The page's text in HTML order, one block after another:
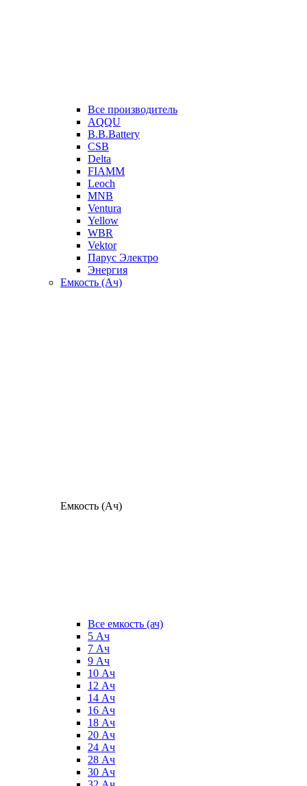
Все производитель
AQQU
B.B.Battery
CSB
Delta
FIAMM
Leoch
MNB
Ventura
Yellow
WBR
Vektor
Парус Электро
Энергия
Емкость (Ач)
Емкость (Ач)
Все емкость (ач)
5 Ач
7 Ач
9 Ач
10 Ач
12 Ач
14 Ач
16 Ач
18 Ач
20 Ач
24 Ач
28 Ач
30 Ач